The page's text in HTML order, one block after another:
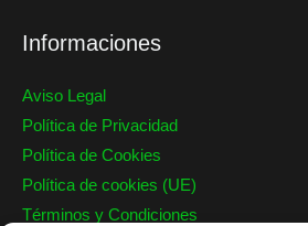
Informaciones
Aviso Legal
Política de Privacidad
Política de Cookies
Política de cookies (UE)
Términos y Condiciones